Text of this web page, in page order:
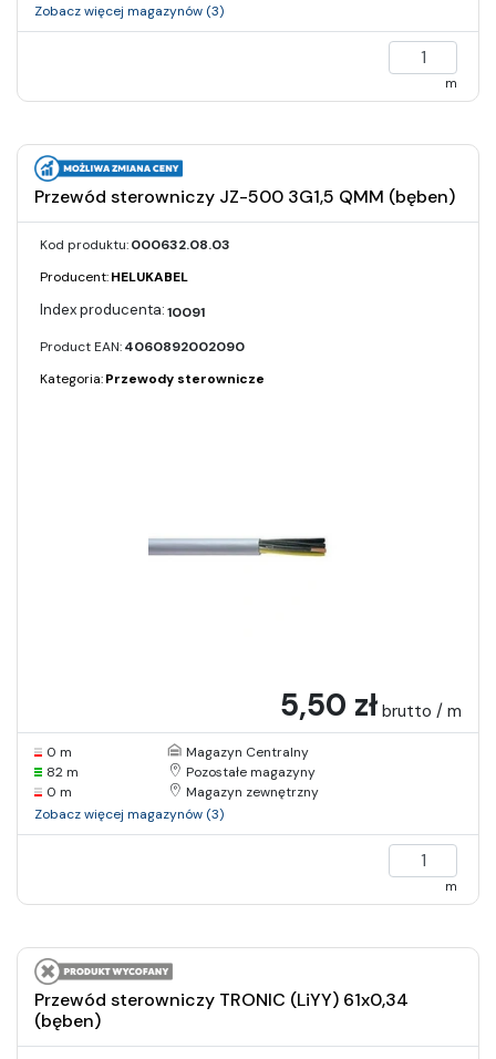
Zobacz więcej magazynów (3)
m
Przewód sterowniczy JZ-500 3G1,5 QMM (bęben)
Kod produktu:000632.08.03
Producent:HELUKABEL
10091
Product EAN:4060892002090
Kategoria:Przewody sterownicze
5,50 zł brutto / m
0 m
Magazyn Centralny
82 m
Pozostałe magazyny
0 m
Magazyn zewnętrzny
Zobacz więcej magazynów (3)
m
Przewód sterowniczy TRONIC (LiYY) 61x0,34
(bęben)